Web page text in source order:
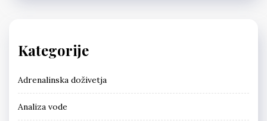
Kategorije
Adrenalinska doživetja
Analiza vode